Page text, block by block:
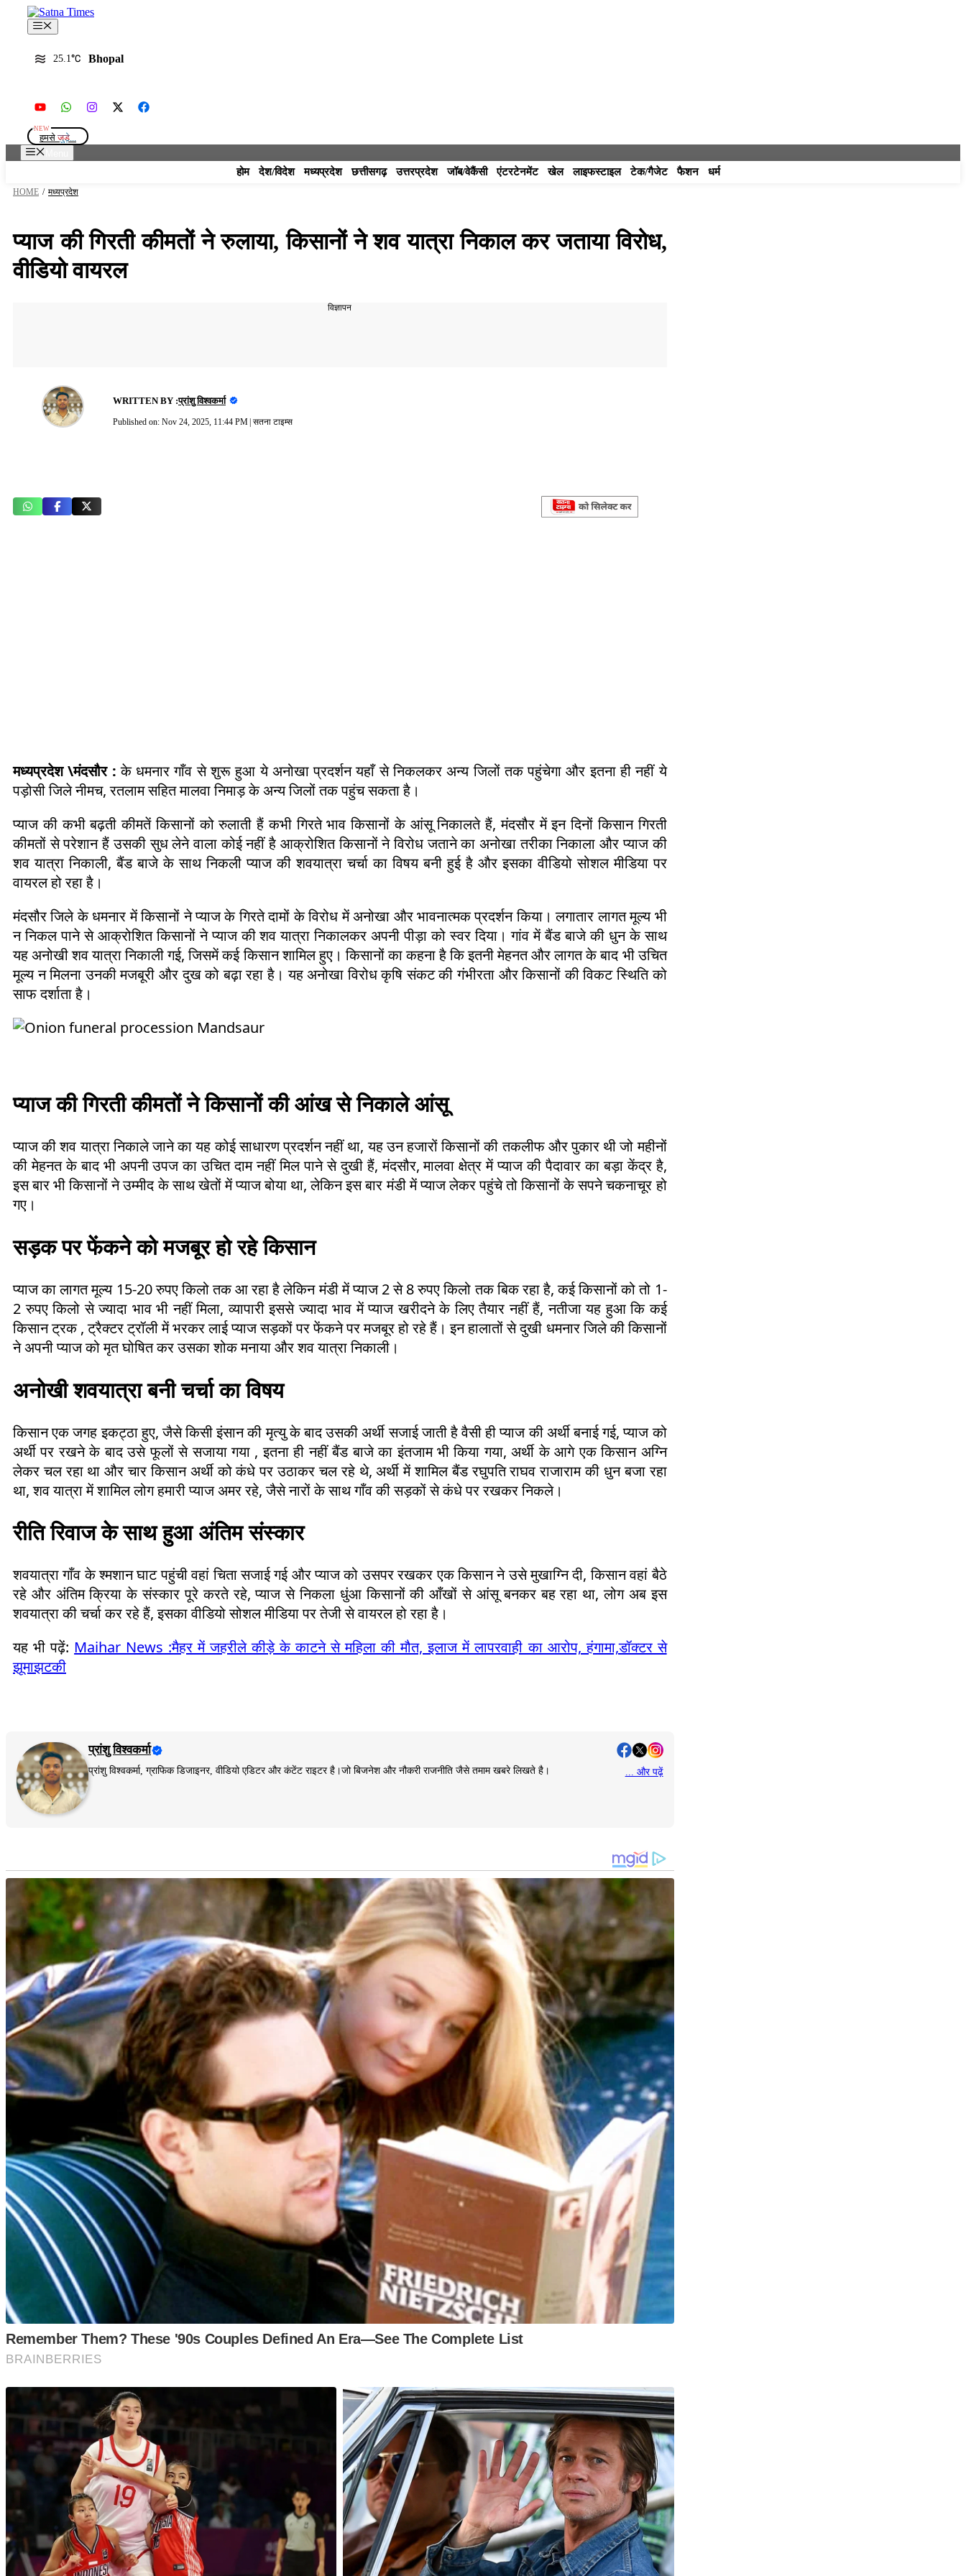
content
Menu
25.1 Bhopal
हमसे जुड़े...
होम देश/विदेश मध्यप्रदेश छत्तीसगढ़ उत्तरप्रदेश जॉब/वेकैंसी एंटरटेनमेंट खेल लाइफस्टाइल टेक/गैजेट फैशन धर्म
HOME / मध्यप्रदेश
प्याज की गिरती कीमतों ने रुलाया, किसानों ने शव यात्रा निकाल कर जताया विरोध,
वीडियो वायरल
विज्ञापन
WRITTEN BY :प्रांशु विश्वकर्मा
Published on: Nov 24, 2025, 11:44 PM| सतना टाइम्स
मध्यप्रदेश \मंदसौर : के धमनार गाँव से शुरू हुआ ये अनोखा प्रदर्शन यहाँ से निकलकर अन्य जिलों तक पहुंचेगा और इतना ही नहीं ये
पड़ोसी जिले नीमच, रतलाम सहित मालवा निमाड़ के अन्य जिलों तक पहुंच सकता है।
प्याज की कभी बढ़ती कीमतें किसानों को रुलाती हैं कभी गिरते भाव किसानों के आंसू निकालते हैं, मंदसौर में इन दिनों किसान गिरती
कीमतों से परेशान हैं उसकी सुध लेने वाला कोई नहीं है आक्रोशित किसानों ने विरोध जताने का अनोखा तरीका निकाला और प्याज की
शव यात्रा निकाली, बैंड बाजे के साथ निकली प्याज की शवयात्रा चर्चा का विषय बनी हुई है और इसका वीडियो सोशल मीडिया पर
वायरल हो रहा है।
मंदसौर जिले के धमनार में किसानों ने प्याज के गिरते दामों के विरोध में अनोखा और भावनात्मक प्रदर्शन किया। लगातार लागत मूल्य भी
न निकल पाने से आक्रोशित किसानों ने प्याज की शव यात्रा निकालकर अपनी पीड़ा को स्वर दिया। गांव में बैंड बाजे की धुन के साथ
यह अनोखी शव यात्रा निकाली गई, जिसमें कई किसान शामिल हुए। किसानों का कहना है कि इतनी मेहनत और लागत के बाद भी उचित
मूल्य न मिलना उनकी मजबूरी और दुख को बढ़ा रहा है। यह अनोखा विरोध कृषि संकट की गंभीरता और किसानों की विकट स्थिति को
साफ दर्शाता है।
प्याज की गिरती कीमतों ने किसानों की आंख से निकाले आंसू
प्याज की शव यात्रा निकाले जाने का यह कोई साधारण प्रदर्शन नहीं था, यह उन हजारों किसानों की तकलीफ और पुकार थी जो महीनों
की मेहनत के बाद भी अपनी उपज का उचित दाम नहीं मिल पाने से दुखी हैं, मंदसौर, मालवा क्षेत्र में प्याज की पैदावार का बड़ा केंद्र है,
इस बार भी किसानों ने उम्मीद के साथ खेतों में प्याज बोया था, लेकिन इस बार मंडी में प्याज लेकर पहुंचे तो किसानों के सपने चकनाचूर हो
गए।
सड़क पर फेंकने को मजबूर हो रहे किसान
प्याज का लागत मूल्य 15-20 रुपए किलो तक आ रहा है लेकिन मंडी में प्याज 2 से 8 रुपए किलो तक बिक रहा है, कई किसानों को तो 1-
2 रुपए किलो से ज्यादा भाव भी नहीं मिला, व्यापारी इससे ज्यादा भाव में प्याज खरीदने के लिए तैयार नहीं हैं, नतीजा यह हुआ कि कई
किसान ट्रक , ट्रैक्टर ट्रॉली में भरकर लाई प्याज सड़कों पर फेंकने पर मजबूर हो रहे हैं। इन हालातों से दुखी धमनार जिले की किसानों
ने अपनी प्याज को मृत घोषित कर उसका शोक मनाया और शव यात्रा निकाली।
अनोखी शवयात्रा बनी चर्चा का विषय
किसान एक जगह इकट्ठा हुए, जैसे किसी इंसान की मृत्यु के बाद उसकी अर्थी सजाई जाती है वैसी ही प्याज की अर्थी बनाई गई, प्याज को
अर्थी पर रखने के बाद उसे फूलों से सजाया गया , इतना ही नहीं बैंड बाजे का इंतजाम भी किया गया, अर्थी के आगे एक किसान अग्नि
लेकर चल रहा था और चार किसान अर्थी को कंधे पर उठाकर चल रहे थे, अर्थी में शामिल बैंड रघुपति राघव राजाराम की धुन बजा रहा
था, शव यात्रा में शामिल लोग हमारी प्याज अमर रहे, जैसे नारों के साथ गाँव की सड़कों से कंधे पर रखकर निकले।
रीति रिवाज के साथ हुआ अंतिम संस्कार
शवयात्रा गाँव के श्मशान घाट पहुंची वहां चिता सजाई गई और प्याज को उसपर रखकर एक किसान ने उसे मुखाग्नि दी, किसान वहां बैठे
रहे और अंतिम क्रिया के संस्कार पूरे करते रहे, प्याज से निकला धुंआ किसानों की आँखों से आंसू बनकर बह रहा था, लोग अब इस
शवयात्रा की चर्चा कर रहे हैं, इसका वीडियो सोशल मीडिया पर तेजी से वायरल हो रहा है।
यह भी पढ़ें: Maihar News :मैहर में जहरीले कीड़े के काटने से महिला की मौत, इलाज में लापरवाही का आरोप, हंगामा,डॉक्टर से
झूमाझटकी
प्रांशु विश्वकर्मा
प्रांशु विश्वकर्मा, ग्राफिक डिजाइनर, वीडियो एडिटर और कंटेंट राइटर है।जो बिजनेश और नौकरी राजनीति जैसे तमाम खबरे लिखते है। ... और पढ़ें